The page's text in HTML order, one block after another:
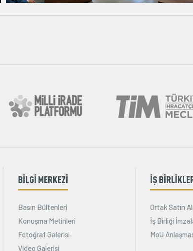
BİLGİ MERKEZİ
Basın Bültenleri
Konuşma Metinleri
Fotoğraf Galerisi
Video Galerisi
İŞ
Ortak Satın
İş Birliği
MoU